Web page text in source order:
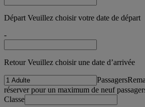
Départ Veuillez choisir votre date de départ
-
Retour Veuillez choisir une date d’arrivée
Passagers
réserver pour un maximum de neuf
Classe